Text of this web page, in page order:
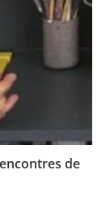
de